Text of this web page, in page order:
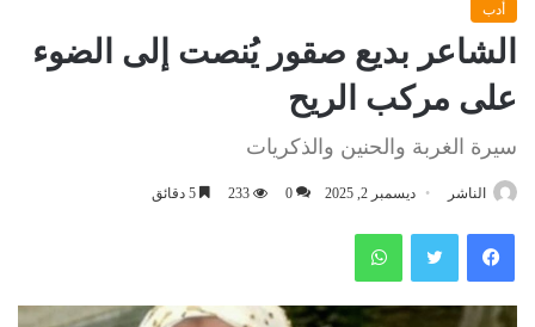
أدب
الشاعر بديع صقور يُنصت إلى الضوء
على مركب الريح
سيرة الغربة والحنين والذكريات
الناشر ديسمبر 2, 2025 0
233
فيسبوك تويتر واتساب